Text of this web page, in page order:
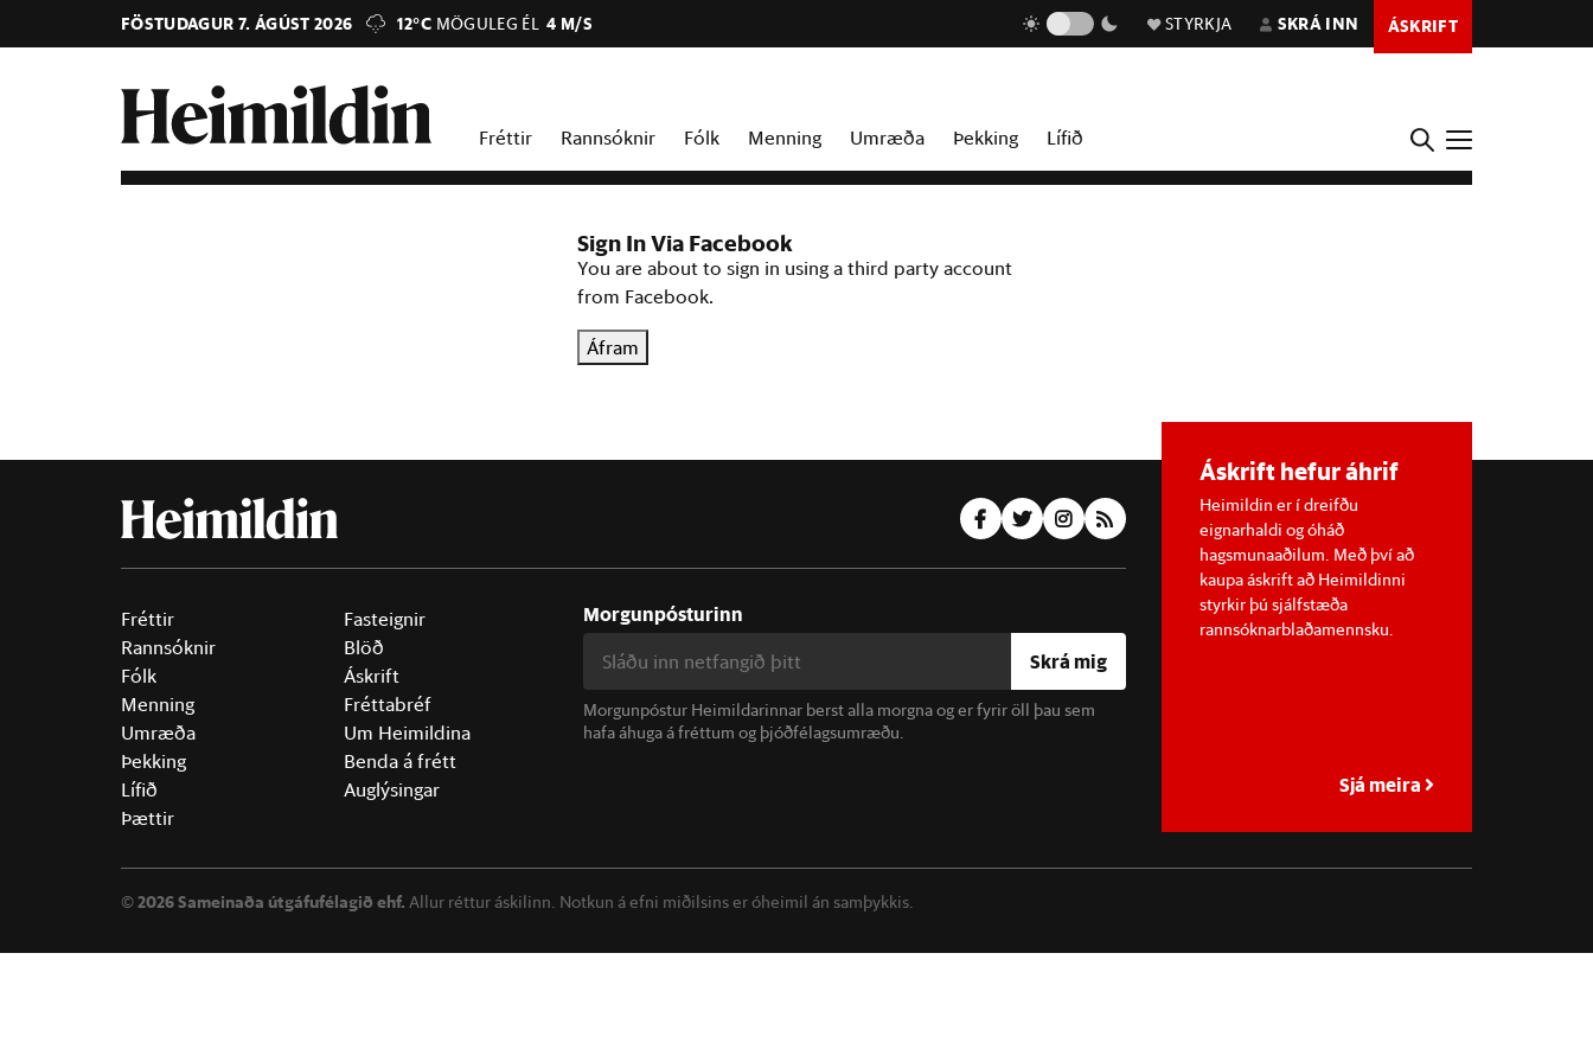
FÖSTUDAGUR 7. ÁGÚST 2026 12°C MÖGULEG ÉL 4 M/S STYRKJA SKRÁ INN ÁSKRIFT
Fréttir Rannsóknir Fólk Menning Umræða Þekking Lífið
Sign In Via Facebook
You are about to sign in using a third party account
from Facebook.
Áfram
Fréttir
Rannsóknir
Fólk
Menning
Umræða
Þekking
Lífið
Þættir
Fasteignir
Blöð
Áskrift
Fréttabréf
Um Heimildina
Benda á frétt
Auglýsingar
Morgunpósturinn
Skrá mig
Morgunpóstur Heimildarinnar berst alla morgna og er fyrir öll þau sem
hafa áhuga á fréttum og þjóðfélagsumræðu.
Áskrift hefur áhrif
Heimildin er í dreifðu
eignarhaldi og óháð
hagsmunaaðilum. Með því að
kaupa áskrift að Heimildinni
styrkir þú sjálfstæða
rannsóknarblaðamennsku.
Sjá meira
©2026 Sameinaða útgáfufélagið ehf. Allur réttur áskilinn. Notkun á efni miðilsins er óheimil án samþykkis.